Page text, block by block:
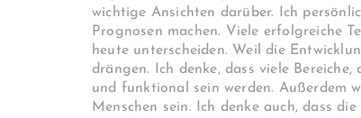
wichtige Ansichten darüber. Ich
Prognosen machen. Viele erfolgreiche
heute unterscheiden. Weil die
drängen. Ich denke, dass viele
und funktional sein werden. Außerdem
Menschen sein. Ich denke auch, dass